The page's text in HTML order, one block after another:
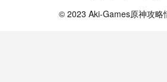
© 2023 Aki-Games原神攻略